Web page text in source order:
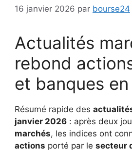
16 janvier 2026 par bourse24
Actualités
rebond
et banques
Résumé rapide des
janvier 2026 : après deux
marchés, les indices ont
actions porté par le secteur